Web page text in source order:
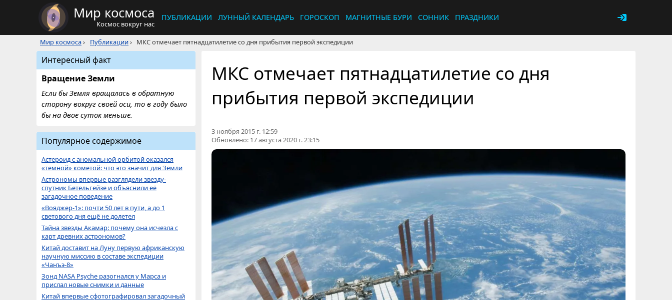
Мир космоса
Космос вокруг нас
ПУБЛИКАЦИИ ЛУННЫЙ КАЛЕНДАРЬ ГОРОСКОП МАГНИТНЫЕ БУРИ СОННИК ПРАЗДНИКИ
Мир космоса› Публикации› МКС отмечает пятнадцатилетие со дня прибытия первой экспедиции
МКС отмечает пятнадцатилетие со дня
прибытия первой экспедиции
3 ноября 2015 г. 12:59
Обновлено: 17 августа 2020 г. 23:15
Интересный факт
Вращение Земли
Если бы Земля вращалась в обратную
сторону вокруг своей оси, то в году было
бы на двое суток меньше.
Популярное содержимое
Астероид с аномальной орбитой оказался
«темной» кометой: что это значит для Земли
Астрономы впервые разглядели звезду-
спутник Бетельгейзе и объяснили её
загадочное поведение
«Вояджер-1»: почти 50 лет в пути, а до 1
светового дня ещё не долетел
Тайна звезды Акамар: почему она исчезла с
карт древних астрономов?
Китай доставит на Луну первую африканскую
научную миссию в составе экспедиции
«Чанъэ-8»
Зонд NASA Psyche разогнался у Марса и
прислал новые снимки и данные
Китай впервые сфотографировал загадочный